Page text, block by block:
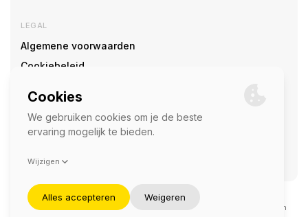
LEGAL
Algemene voorwaarden
Cookiebeleid
SOCIAL
©2026 — Komerco
Deze site wordt beschermd door reCAPTCHA en het
en